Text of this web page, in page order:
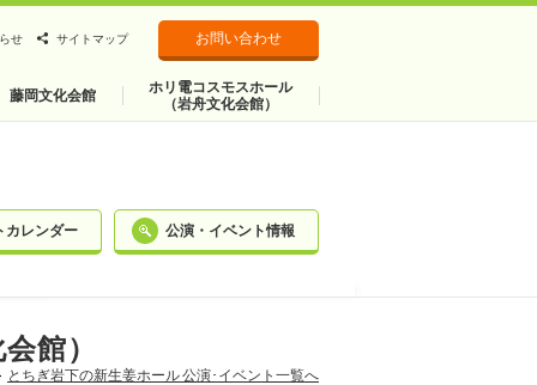
藤岡文化会館
ホリ電コスモスホール
（岩舟文化会館）
せ サイトマップ お問い合わせ
カレンダー 公演・イベント情報
館）
とちぎ岩下の新⽣姜ホール 公演･イベント一覧へ